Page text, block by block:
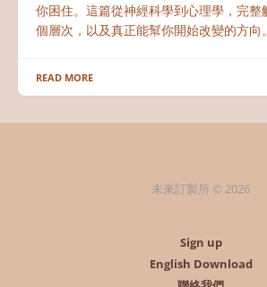
你困住。這篇從神經科學到心理學，完整
個層次，以及真正能幫你開始改變的方向。
READ MORE
未來訂製所 © 2026
Sign up
English Download